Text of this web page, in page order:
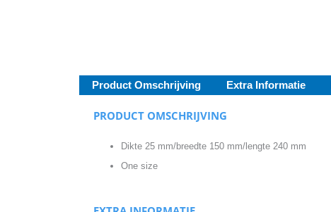
Product Omschrijving Extra Informatie
PRODUCT OMSCHRIJVING
Dikte 25 mm/breedte 150 mm/lengte 240 mm
One size